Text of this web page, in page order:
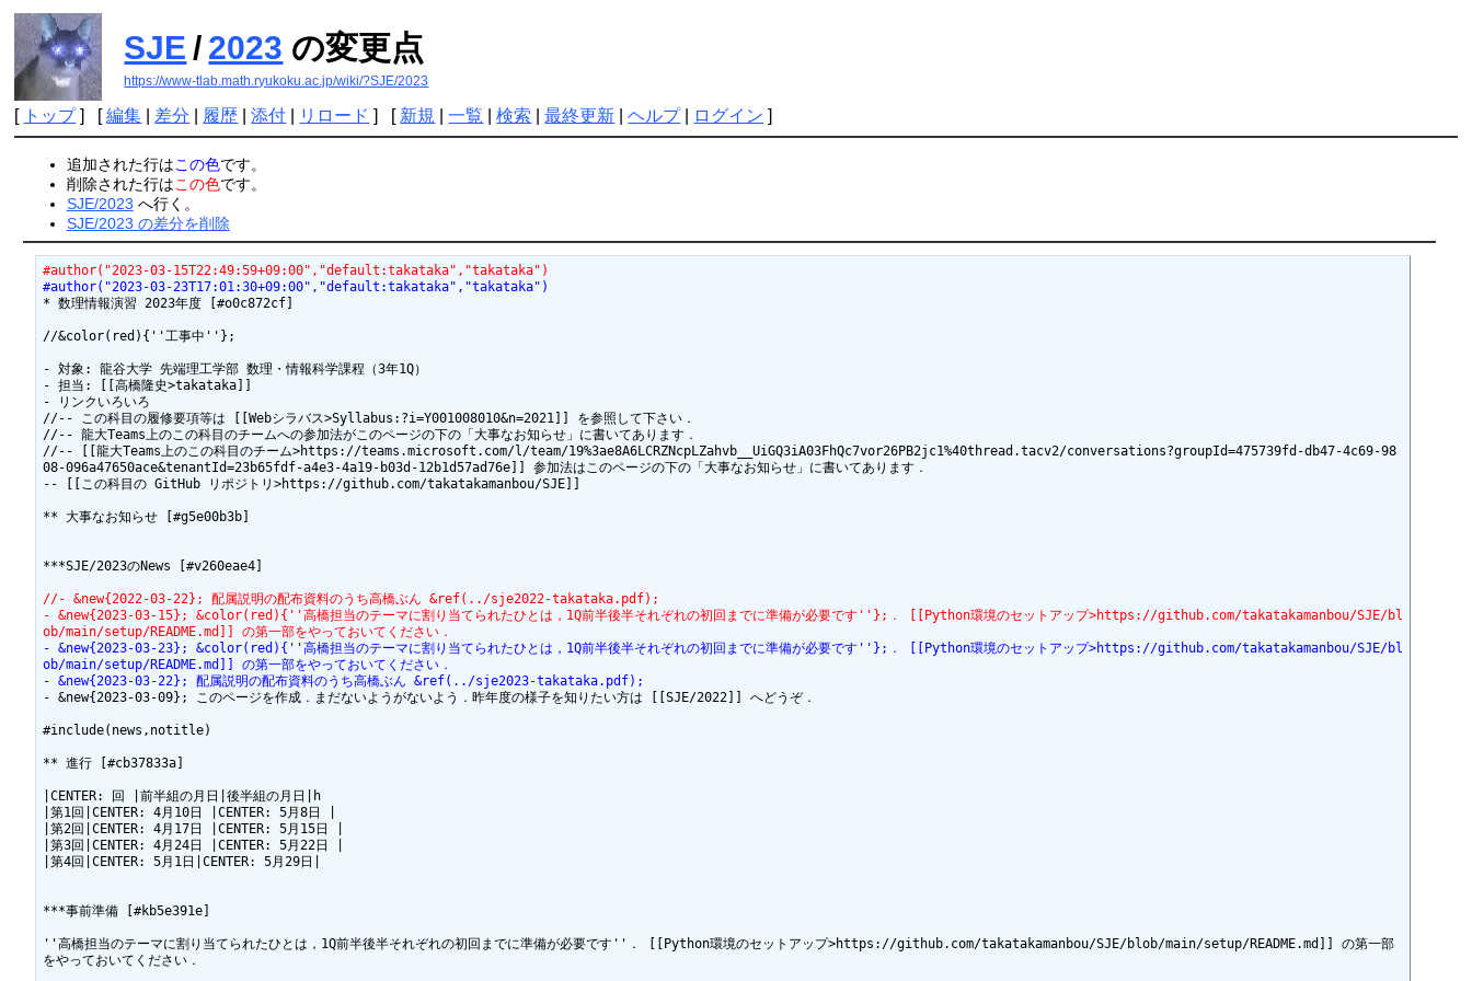
SJE / 2023 の変更点
https://www-tlab.math.ryukoku.ac.jp/wiki/?SJE/2023
[ トップ] [編集 差分 履歴 |添付 リロード ] [ 新規 |一覧 |検索 |最終更新 |ヘルプ| ログイン ]
追加された行はこの色です。
削除された行はこの色です。
SJE/2023 へ行く。
SJE/2023 の差分を削除
#author("2023-03-15T22:49:59+09:00","default:takataka","takataka")
#author("2023-03-23T17:01:30+09:00","default:takataka","takataka")
* 数理情報演習 2023年度 [#o0c872cf]
//&color(red){''工事中''};
- 対象: 龍谷大学 先端理工学部 数理・情報科学課程（3年1Q）
- 担当: [[高橋隆史>takataka]]
- リンクいろいろ
//-- この科目の履修要項等は [[Webシラバス>Syllabus:?i=Y001008010&n=2021]] を参照して下さい．
//-- 龍大Teams上のこの科目のチームへの参加法がこのページの下の「大事なお知らせ」に書いてあります．
//-- [[龍大Teams上のこの科目のチーム>https://teams.microsoft.com/l/team/19%3ae8A6LCRZNcpLZahvb__UiGQ3iA03FhQc7vor26PB2jc1%40thread.tacv2/conversations?groupId=475739fd-db47-4c69-98
08-096a47650ace&tenantId=23b65fdf-a4e3-4a19-b03d-12b1d57ad76e]] 参加法はこのページの下の「大事なお知らせ」に書いてあります．
-- [[この科目の GitHub リポジトリ>https://github.com/takatakamanbou/SJE]]
** 大事なお知らせ [#g5e00b3b]
***SJE/2023のNews [#v260eae4]
//- &new{2022-03-22}; 配属説明の配布資料のうち高橋ぶん &ref(../sje2022-takataka.pdf);
- &new{2023-03-15}; &color(red){''高橋担当のテーマに割り当てられたひとは，1Q前半後半それぞれの初回までに準備が必要です''};． [[Python環境のセットアップ>https://github.com/takatakamanbou/SJE/bl
ob/main/setup/README.md]] の第一部をやっておいてください．
- &new{2023-03-23}; &color(red){''高橋担当のテーマに割り当てられたひとは，1Q前半後半それぞれの初回までに準備が必要です''};． [[Python環境のセットアップ>https://github.com/takatakamanbou/SJE/bl
ob/main/setup/README.md]] の第一部をやっておいてください．
- &new{2023-03-22}; 配属説明の配布資料のうち高橋ぶん &ref(../sje2023-takataka.pdf);
- &new{2023-03-09}; このページを作成．まだないようがないよう．昨年度の様子を知りたい方は [[SJE/2022]] へどうぞ．
#include(news,notitle)
** 進行 [#cb37833a]
|CENTER: 回 |前半組の月日|後半組の月日|h
|第1回|CENTER: 4月10日 |CENTER: 5月8日 |
|第2回|CENTER: 4月17日 |CENTER: 5月15日 |
|第3回|CENTER: 4月24日 |CENTER: 5月22日 |
|第4回|CENTER: 5月1日|CENTER: 5月29日|
***事前準備 [#kb5e391e]
''高橋担当のテーマに割り当てられたひとは，1Q前半後半それぞれの初回までに準備が必要です''． [[Python環境のセットアップ>https://github.com/takatakamanbou/SJE/blob/main/setup/README.md]] の第一部
をやっておいてください．